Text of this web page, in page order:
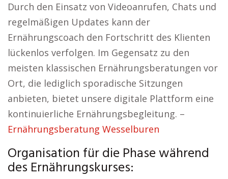
Durch den Einsatz von Videoanrufen, Chats und
regelmäßigen Updates kann der
Ernährungscoach den Fortschritt des Klienten
lückenlos verfolgen. Im Gegensatz zu den
meisten klassischen Ernährungsberatungen vor
Ort, die lediglich sporadische Sitzungen
anbieten, bietet unsere digitale Plattform eine
kontinuierliche Ernährungsbegleitung. –
Ernährungsberatung Wesselburen
Organisation für die Phase während
des Ernährungskurses: